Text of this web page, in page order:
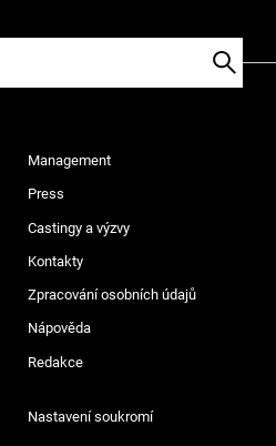
Management
Press
Castingy a výzvy
Kontakty
Zpracování osobních údajů
Nápověda
Redakce
Nastavení soukromí